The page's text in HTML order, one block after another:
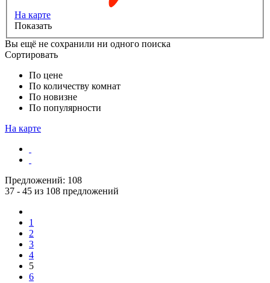
На карте
Показать
Вы ещё не сохранили ни одного поиска
Сортировать
По цене
По количеству комнат
По новизне
По популярности
На карте
Предложений: 108
37 - 45 из 108 предложений
1
2
3
4
5
6